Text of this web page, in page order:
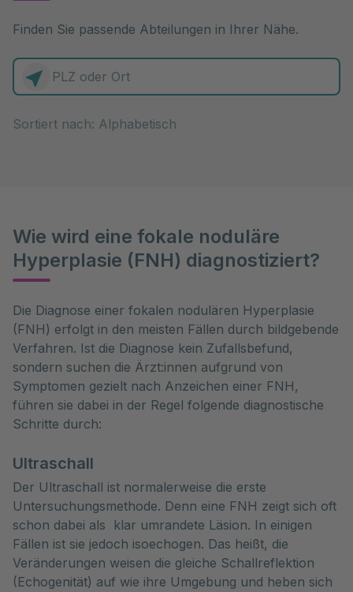
Finden Sie passende Abteilungen in Ihrer Nähe.
Wie wird eine fokale noduläre
Hyperplasie (FNH) diagnostiziert?
Die Diagnose einer fokalen nodulären Hyperplasie
(FNH) erfolgt in den meisten Fällen durch bildgebende
Verfahren. Ist die Diagnose kein Zufallsbefund,
sondern suchen die Ärzt:innen aufgrund von
Symptomen gezielt nach Anzeichen einer FNH,
führen sie dabei in der Regel folgende diagnostische
Schritte durch:
Ultraschall
Der Ultraschall ist normalerweise die erste
Untersuchungsmethode. Denn eine FNH zeigt sich oft
schon dabei als klar umrandete Läsion. In einigen
Fällen ist sie jedoch isoechogen. Das heißt, die
Veränderungen weisen die gleiche Schallreflektion
(Echogenität) auf wie ihre Umgebung und heben sich